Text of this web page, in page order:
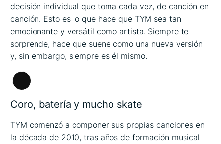
decisión individual que toma cada vez, de canción en
canción. Esto es lo que hace que TYM sea tan
emocionante y versátil como artista. Siempre te
sorprende, hace que suene como una nueva versión
y, sin embargo, siempre es él mismo.
Larga
descripción
Coro, batería y mucho skate
TYM comenzó a componer sus propias canciones en
la década de 2010, tras años de formación musical